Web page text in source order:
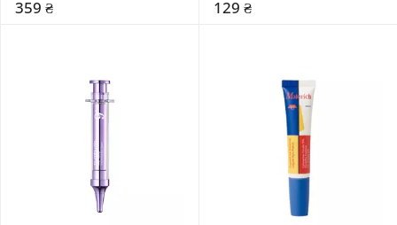
359 ₴ 129 ₴